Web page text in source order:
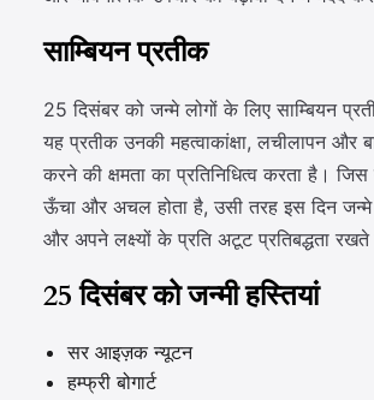
साम्बियन प्रतीक
25 दिसंबर को जन्मे लोगों के लिए साम्बियन
यह प्रतीक उनकी महत्वाकांक्षा, लचीलापन और
करने की क्षमता का प्रतिनिधित्व करता है।
ऊँचा और अचल होता है, उसी तरह इस दिन जन्मे
और अपने लक्ष्यों के प्रति अटूट प्रतिबद्धता रखते
25 दिसंबर को जन्मी हस्तियां
सर आइज़क न्यूटन
हम्फ्री बोगार्ट